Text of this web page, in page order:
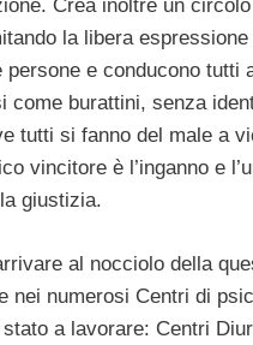
Crea inoltre un circolo
la libera espressione
persone e conducono tutti
come burattini, senza
tutti si fanno del male a
vincitore è l’inganno e
giustizia.
al nocciolo della
nei numerosi Centri di
a lavorare: Centri